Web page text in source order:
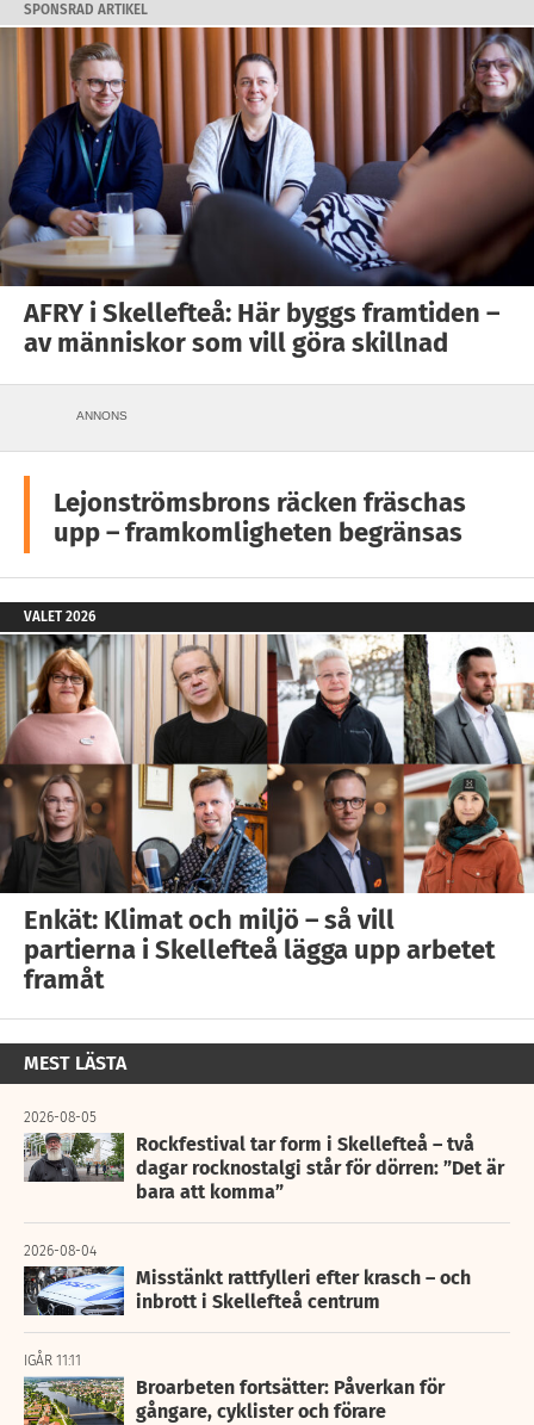
SPONSRAD ARTIKEL
AFRY i Skellefteå: Här byggs framtiden –
av människor som vill göra skillnad
ANNONS
Lejonströmsbrons räcken fräschas
upp – framkomligheten begränsas
VALET 2026
Enkät: Klimat och miljö – så vill
partierna i Skellefteå lägga upp arbetet
framåt
MEST LÄSTA
2026-08-05
Rockfestival tar form i Skellefteå – två
dagar rocknostalgi står för dörren: ”Det är
bara att komma”
2026-08-04
Misstänkt rattfylleri efter krasch – och
inbrott i Skellefteå centrum
IGÅR 11:11
Broarbeten fortsätter: Påverkan för
gångare, cyklister och förare